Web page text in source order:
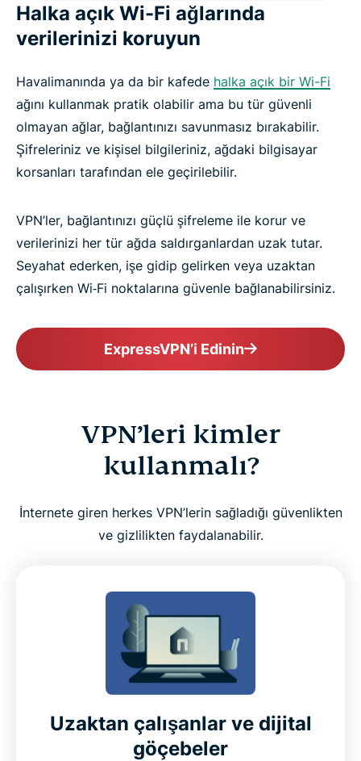
Halka açık Wi-Fi ağlarında
verilerinizi koruyun
Havalimanında ya da bir kafede halka açık bir Wi-Fi
ağını kullanmak pratik olabilir ama bu tür güvenli
olmayan ağlar, bağlantınızı savunmasız bırakabilir.
Şifreleriniz ve kişisel bilgileriniz, ağdaki bilgisayar
korsanları tarafından ele geçirilebilir.
VPN’ler, bağlantınızı güçlü şifreleme ile korur ve
verilerinizi her tür ağda saldırganlardan uzak tutar.
Seyahat ederken, işe gidip gelirken veya uzaktan
çalışırken Wi‑Fi noktalarına güvenle bağlanabilirsiniz.
ExpressVPN’i Edinin
VPN’leri kimler
kullanmalı?
İnternete giren herkes VPN’lerin sağladığı güvenlikten
ve gizlilikten faydalanabilir.
Uzaktan çalışanlar ve dijital
göçebeler